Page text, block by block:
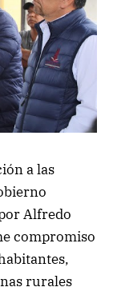
a las
Alfredo
compromiso
rurales